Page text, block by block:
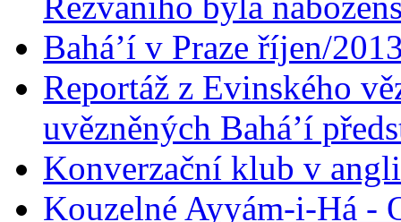
Bahá’í v Praze říjen/
Reportáž z Evinského
uvězněných Bahá’í
Konverzační klub v
Kouzelné Ayyám-i-Há -